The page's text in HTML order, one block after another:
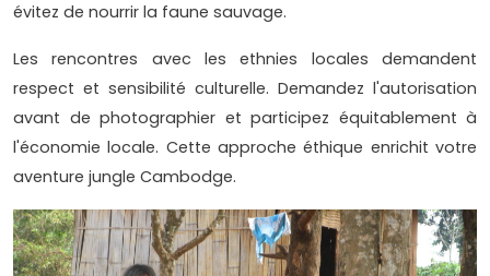
évitez de nourrir la faune sauvage.
Les rencontres avec les ethnies locales demandent
respect et sensibilité culturelle. Demandez l'autorisation
avant de photographier et participez équitablement à
l'économie locale. Cette approche éthique enrichit votre
aventure jungle Cambodge.